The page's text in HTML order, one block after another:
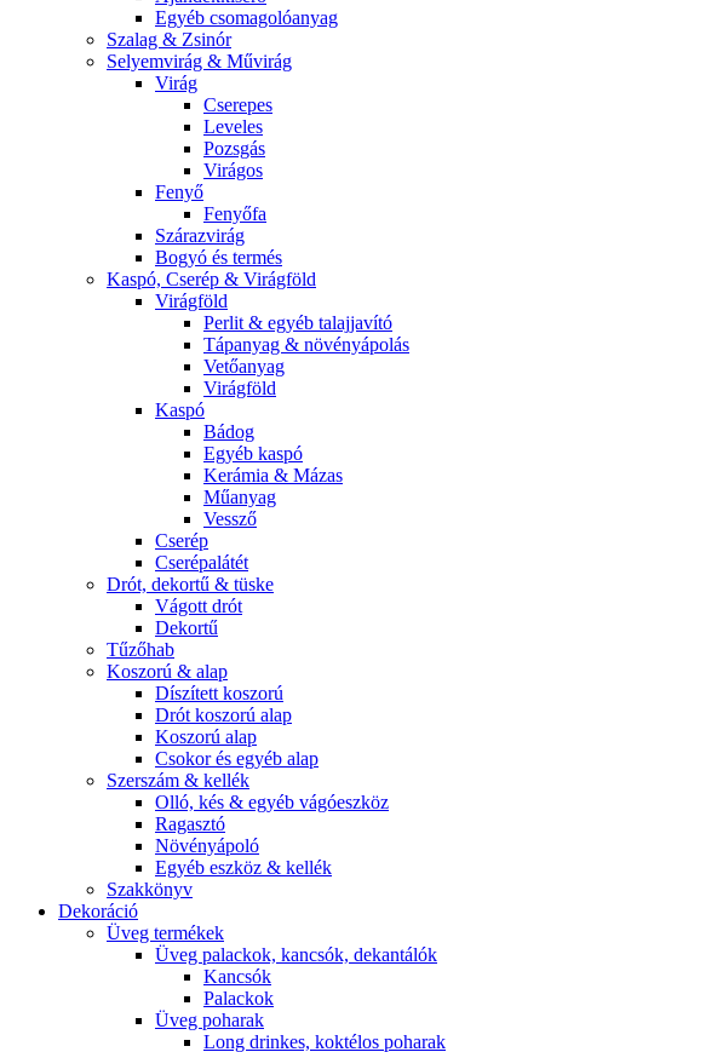
Egyéb csomagolóanyag
Szalag & Zsinór
Selyemvirág & Művirág
Virág
Cserepes
Leveles
Pozsgás
Virágos
Fenyő
Fenyőfa
Szárazvirág
Bogyó és termés
Kaspó, Cserép & Virágföld
Virágföld
Perlit & egyéb talajjavító
Tápanyag & növényápolás
Vetőanyag
Virágföld
Kaspó
Bádog
Egyéb kaspó
Kerámia & Mázas
Műanyag
Vessző
Cserép
Cserépalátét
Drót, dekortű & tüske
Vágott drót
Dekortű
Tűzőhab
Koszorú & alap
Díszített koszorú
Drót koszorú alap
Koszorú alap
Csokor és egyéb alap
Szerszám & kellék
Olló, kés & egyéb vágóeszköz
Ragasztó
Növényápoló
Egyéb eszköz & kellék
Szakkönyv
Dekoráció
Üveg termékek
Üveg palackok, kancsók, dekantálók
Kancsók
Palackok
Üveg poharak
Long drinkes, koktélos poharak